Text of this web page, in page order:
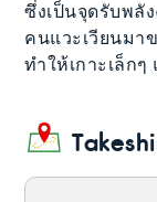
ซึ่งเป็นจุดรับพลั
คนแวะเวียนมา
ทำให้เกาะเล็ก